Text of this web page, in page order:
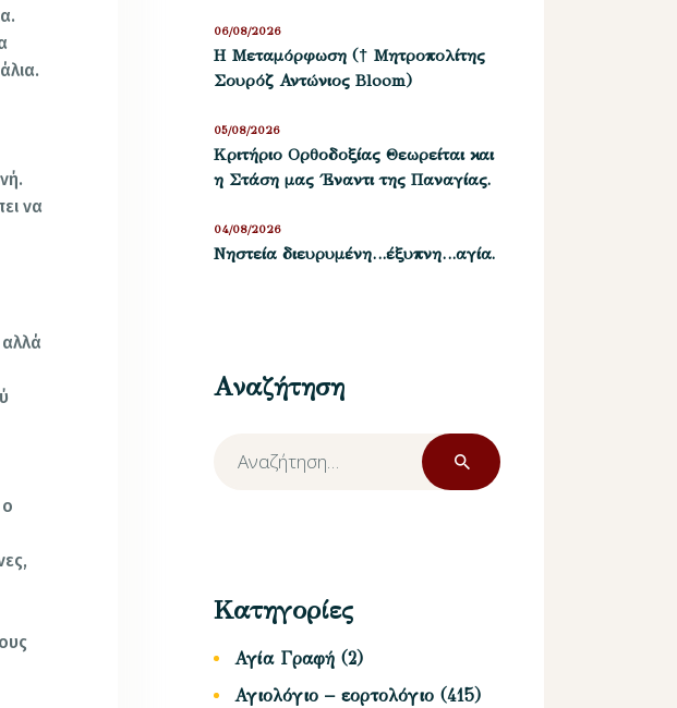
να
Η Μεταμόρφωση († Μητροπολίτης
Σουρόζ Αντώνιος Bloom)
06/08/2026
Kριτήριο Oρθοδοξίας Θεωρείται και
η Στάση μας ΄Εναντι της Παναγίας.
05/08/2026
Νηστεία διευρυμένη…έξυπνη…αγία.
04/08/2026
Αναζήτηση
Αναζήτηση
για:
Κατηγορίες
Αγία Γραφή (2)
Αγιολόγιο – εορτολόγιο (415)